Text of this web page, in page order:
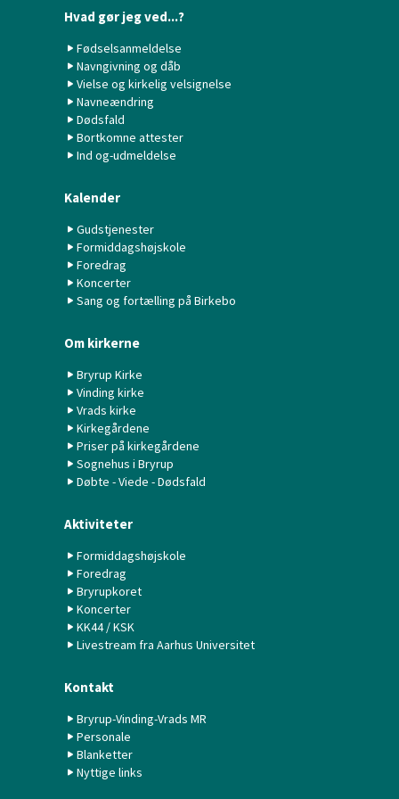
Hvad gør jeg ved...?
Fødselsanmeldelse
Navngivning og dåb
Vielse og kirkelig velsignelse
Navneændring
Dødsfald
Bortkomne attester
Ind og-udmeldelse
Kalender
Gudstjenester
Formiddagshøjskole
Foredrag
Koncerter
Sang og fortælling på Birkebo
Om kirkerne
Bryrup Kirke
Vinding kirke
Vrads kirke
Kirkegårdene
Priser på kirkegårdene
Sognehus i Bryrup
Døbte - Viede - Dødsfald
Aktiviteter
Formiddagshøjskole
Foredrag
Bryrupkoret
Koncerter
KK44 / KSK
Livestream fra Aarhus Universitet
Kontakt
Bryrup-Vinding-Vrads MR
Personale
Blanketter
Nyttige links